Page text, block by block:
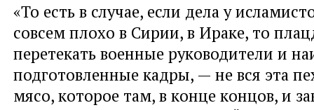
«То есть в случае, если дела у
совсем плохо в Сирии, в Ираке, то
перетекать военные руководители и
подготовленные кадры, — не вся эта
мясо, которое там, в конце концов, и